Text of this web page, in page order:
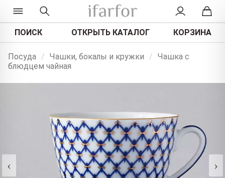
ПОИСК ОТКРЫТЬ КАТАЛОГ КОРЗИНА
Посуда / Чашки, бокалы и кружки / Чашка с
блюдцем чайная
‹ ›